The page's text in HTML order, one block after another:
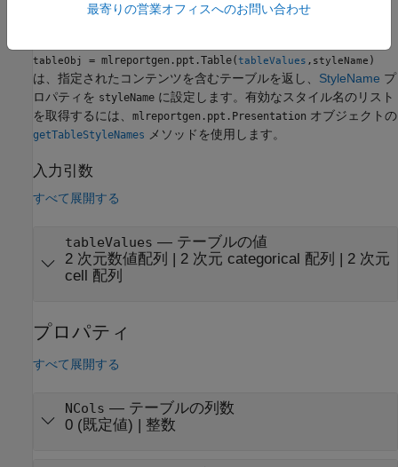
tableObj = mlreportgen.ppt.Table(tableValues , styleName )
は、指定されたコンテンツを含むテーブルを返し、 StyleName プ
ロパティを styleName に設定します。有効なスタイル名のリスト
を取得するには、 mlreportgen.ppt.Presentation オブジェクトの
getTableStyleNames メソッドを使用します。
入力引数
すべて展開する
tableValues — テーブルの値
2 次元数値配列 | 2 次元 categorical 配列 | 2 次元
cell 配列
プロパティ
すべて展開する
NCols — テーブルの列数
0(既定値) | 整数
最寄りの営業オフィスへのお問い合わせ